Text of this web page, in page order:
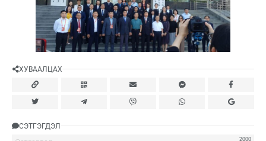
ХУВААЛЦАХ
СЭТГЭГДЭЛ
2000